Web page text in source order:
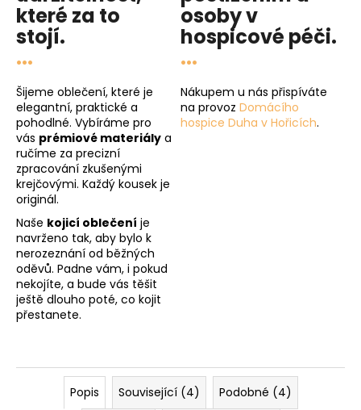
které za to
stojí.
...
Šijeme oblečení, které je
elegantní, praktické a
pohodlné. Vybíráme pro
vás prémiové materiály a
ručíme za precizní
zpracování zkušenými
krejčovými. Každý kousek je
originál.
Naše kojicí oblečení je
navrženo tak, aby bylo k
nerozeznání od běžných
oděvů. Padne vám, i pokud
nekojíte, a bude vás těšit
ještě dlouho poté, co kojit
přestanete.
osoby v
hospicové péči.
...
Nákupem u nás přispíváte
na provoz Domácího
hospice Duha v Hořicích.
Popis Související (4)
Podobné (4)